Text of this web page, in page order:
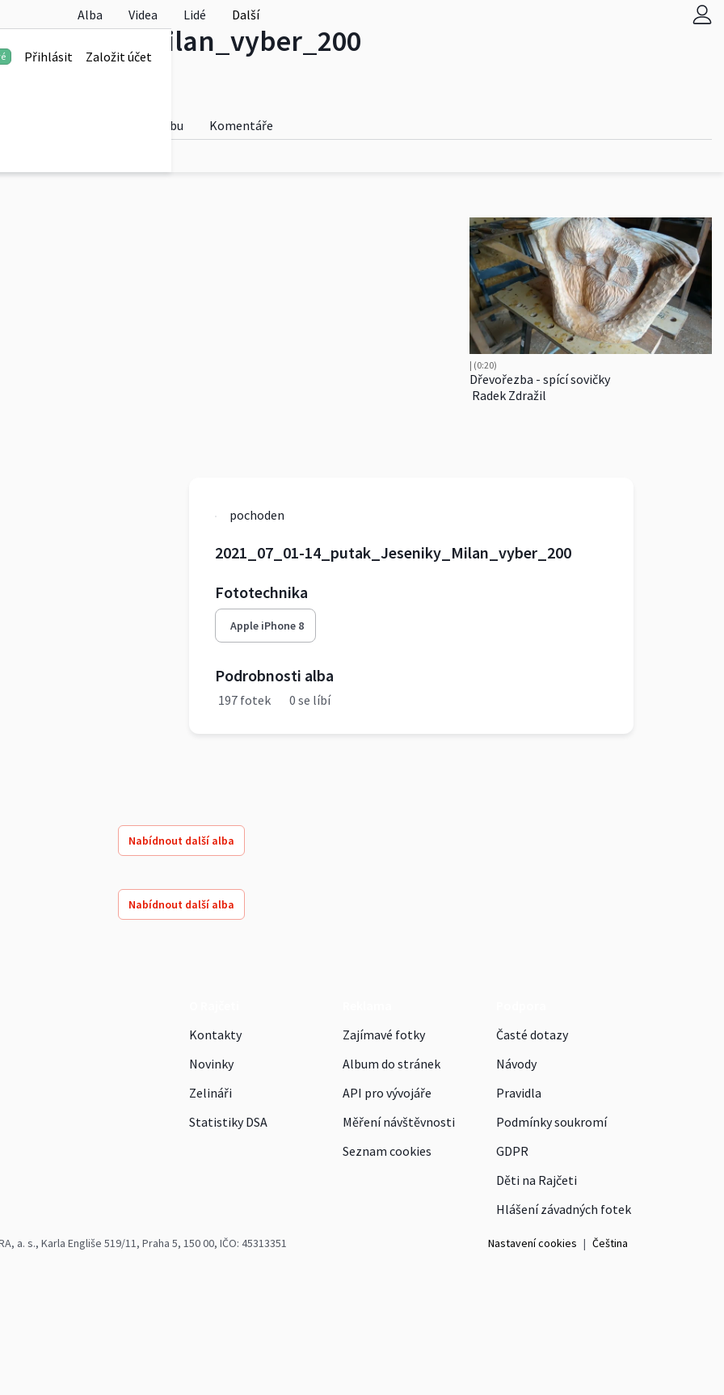
Alba Videa Lidé Další
Přihlásit Založit účet
O albu
Komentáře
| (0:20)
Dřevořezba - spící sovičky
Radek Zdražil
pochoden
2021_07_01-14_putak_Jeseniky_Milan_vyber_200
Fototechnika
Apple iPhone 8
Podrobnosti alba
197 fotek 0 se líbí
Nabídnout další alba
Nabídnout další alba
Kontakty
Novinky
Zelináři
Statistiky DSA
Zajímavé fotky
Album do stránek
API pro vývojáře
Měření návštěvnosti
Seznam cookies
Časté dotazy
Návody
Pravidla
Podmínky soukromí
GDPR
Děti na Rajčeti
Hlášení závadných fotek
s., Karla Engliše 519/11, Praha 5, 150 00, IČO: 45313351 Nastavení cookies | Čeština